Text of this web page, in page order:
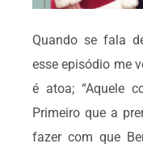
Quando se fala
esse episódio me
é atoa; “Aquele
Primeiro que a
fazer com que